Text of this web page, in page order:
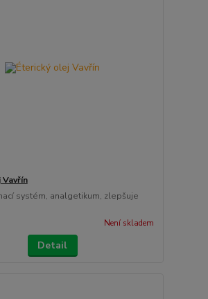
systém, analgetikum, zlepšuje
Není skladem
Detail